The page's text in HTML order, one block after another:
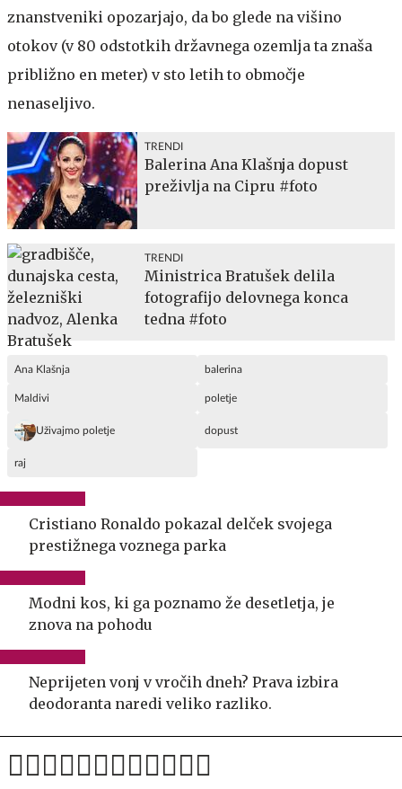
znanstveniki opozarjajo, da bo glede na višino
otokov (v 80 odstotkih državnega ozemlja ta znaša
približno en meter) v sto letih to območje
nenaseljivo.
TRENDI
Balerina Ana Klašnja dopust
preživlja na Cipru #foto
TRENDI
Ministrica Bratušek delila
fotografijo delovnega konca
tedna #foto
Ana Klašnja balerina
Maldivi poletje
Uživajmo poletje dopust
raj
Cristiano Ronaldo pokazal delček svojega
prestižnega voznega parka
Modni kos, ki ga poznamo že desetletja, je
znova na pohodu
Neprijeten vonj v vročih dneh? Prava izbira
deodoranta naredi veliko razliko.